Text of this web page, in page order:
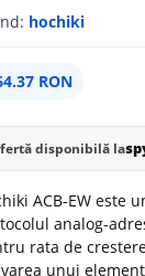
hochiki
RON
disponibilă la
ACB-EW este
analog-
rata de
unui